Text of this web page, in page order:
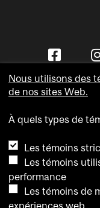
Nous utilisons des
de nos sites Web.
À quels types de
Les témoins
Les témoins
performance
Les témoins de
expériences web